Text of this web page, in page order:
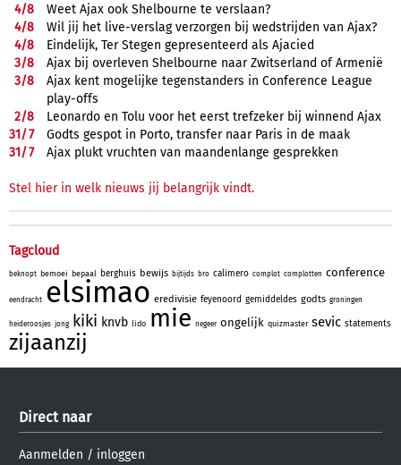
4/8
Weet Ajax ook Shelbourne te verslaan?
4/8
Wil jij het live-verslag verzorgen bij wedstrijden van Ajax?
4/8
Eindelijk, Ter Stegen gepresenteerd als Ajacied
3/8
Ajax bij overleven Shelbourne naar Zwitserland of Armenië
3/8
Ajax kent mogelijke tegenstanders in Conference League
play-offs
2/8
Leonardo en Tolu voor het eerst trefzeker bij winnend Ajax
31/7
Godts gespot in Porto, transfer naar Paris in de maak
31/7 Ajax plukt vruchten van maandenlange gesprekken
Stel hier in welk nieuws jij belangrijk vindt.
Tagcloud
beknopt bemoei bepaal berghuis bewijs bijtijds bro calimero complot complotten conference
eendracht elsimao eredivisie feyenoord gemiddeldes godts groningen
heideroosjes jong kiki knvb lido mie negeer ongelijk quizmaster sevic statements
zijaanzij
Direct naar
Aanmelden / inloggen